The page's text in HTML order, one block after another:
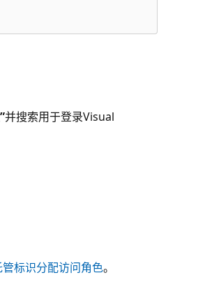
并搜索用于登录Visual
管标识分配访问角色。